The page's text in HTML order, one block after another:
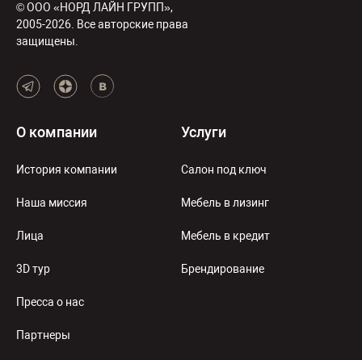
© ООО «НОРД ЛАЙН ГРУПП»,
2005-2026. Все авторские права
защищены.
О компании
История компании
Наша миссия
Лица
3D тур
Пресса о нас
Партнеры
Услуги
Салон под ключ
Мебель в лизинг
Мебель в кредит
Брендирование